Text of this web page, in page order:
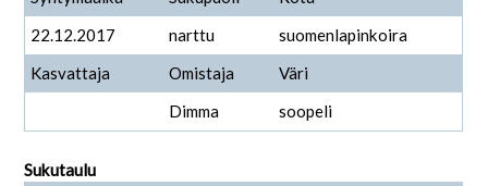
22.12.2017
narttu
suomenlapinkoira
Kasvattaja
Omistaja
Väri
Dimma
soopeli
Sukutaulu